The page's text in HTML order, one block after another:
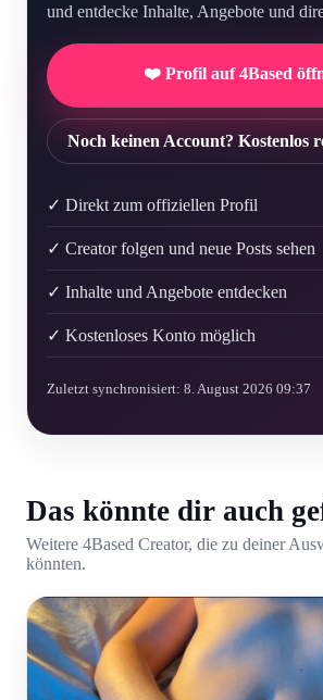
und entdecke Inhalte, Angebote und
❤️ Profil auf 4Based
Noch keinen Account? Kostenlos
✓ Direkt zum offiziellen Profil
✓ Creator folgen und neue Posts sehen
✓ Inhalte und Angebote entdecken
✓ Kostenloses Konto möglich
Zuletzt synchronisiert: 8. August 2026 09:37
Das könnte dir auch
Weitere 4Based Creator, die zu deiner
könnten.